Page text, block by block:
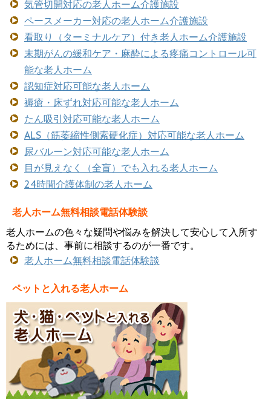
気管切開対応の老人ホーム介護施設
ペースメーカー対応の老人ホーム介護施設
看取り（ターミナルケア）付き老人ホーム介護施設
末期がんの緩和ケア・麻酔による疼痛コントロール可
能な老人ホーム
認知症対応可能な老人ホーム
褥瘡・床ずれ対応可能な老人ホーム
たん吸引対応可能な老人ホーム
ALS（筋萎縮性側索硬化症）対応可能な老人ホーム
尿バルーン対応可能な老人ホーム
目が見えなく（全盲）でも入れる老人ホーム
24時間介護体制の老人ホーム
老人ホーム無料相談電話体験談
老人ホームの色々な疑問や悩みを解決して安心して入所す
るためには、事前に相談するのが一番です。
老人ホーム無料相談電話体験談
ペットと入れる老人ホーム